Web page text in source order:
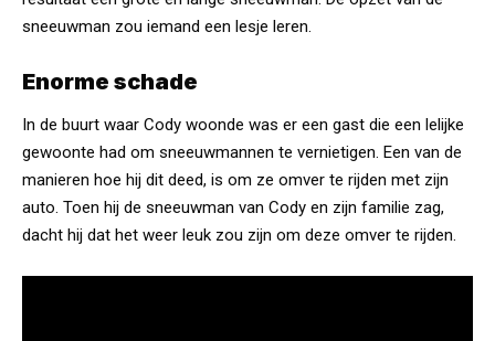
sneeuwman zou iemand een lesje leren.
Enorme schade
In de buurt waar Cody woonde was er een gast die een lelijke
gewoonte had om sneeuwmannen te vernietigen. Een van de
manieren hoe hij dit deed, is om ze omver te rijden met zijn
auto. Toen hij de sneeuwman van Cody en zijn familie zag,
dacht hij dat het weer leuk zou zijn om deze omver te rijden.